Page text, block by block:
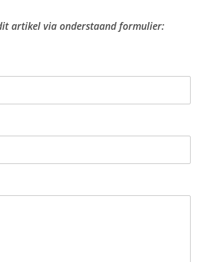
artikel via onderstaand formulier: